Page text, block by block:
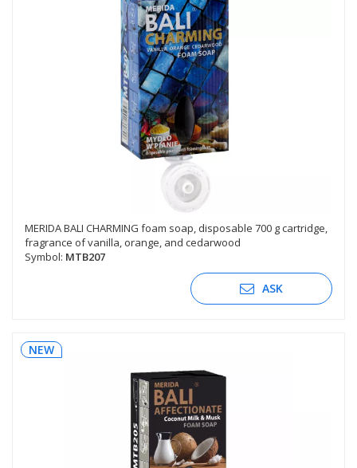
MERIDA BALI CHARMING foam soap, disposable 700 g cartridge,
fragrance of vanilla, orange, and cedarwood
Symbol: MTB207
ASK
NEW